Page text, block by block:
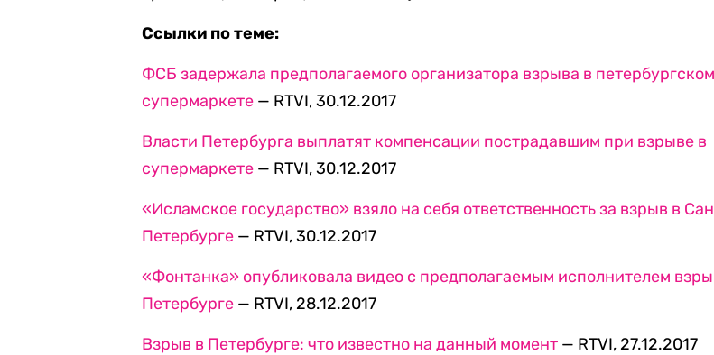
Ссылки по теме:
ФСБ задержала предполагаемого организатора взрыва в петербургском
супермаркете — RTVI, 30.12.2017
Власти Петербурга выплатят компенсации пострадавшим при взрыве в
супермаркете — RTVI, 30.12.2017
«Исламское государство» взяло на себя ответственность за взрыв в
Петербурге — RTVI, 30.12.2017
«Фонтанка» опубликовала видео с предполагаемым исполнителем
Петербурге — RTVI, 28.12.2017
Взрыв в Петербурге: что известно на данный момент — RTVI, 27.12.2017